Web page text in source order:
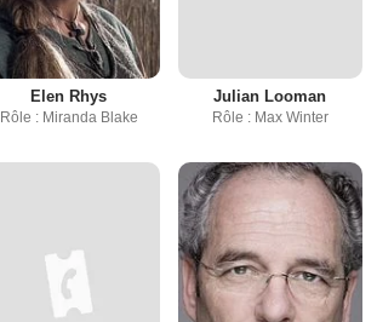
Elen Rhys
Rôle : Miranda Blake
Julian Looman
Rôle : Max Winter